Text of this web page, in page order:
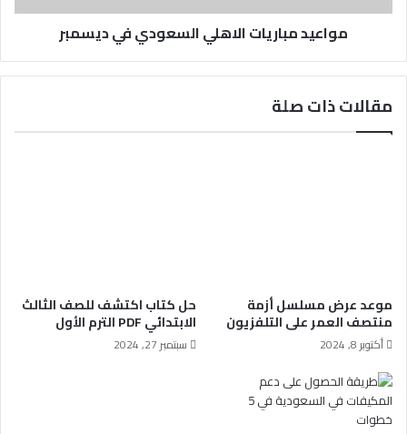
مواعيد مباريات الاهلي السعودي في ديسمبر
مقالات ذات صلة
موعد عرض مسلسل أزمة
منتصف العمر على التلفزيون
أكتوبر 8, 2024
حل كتاب اكتشف للصف الثالث
الابتدائي PDF الترم الأول
سبتمبر 27, 2024